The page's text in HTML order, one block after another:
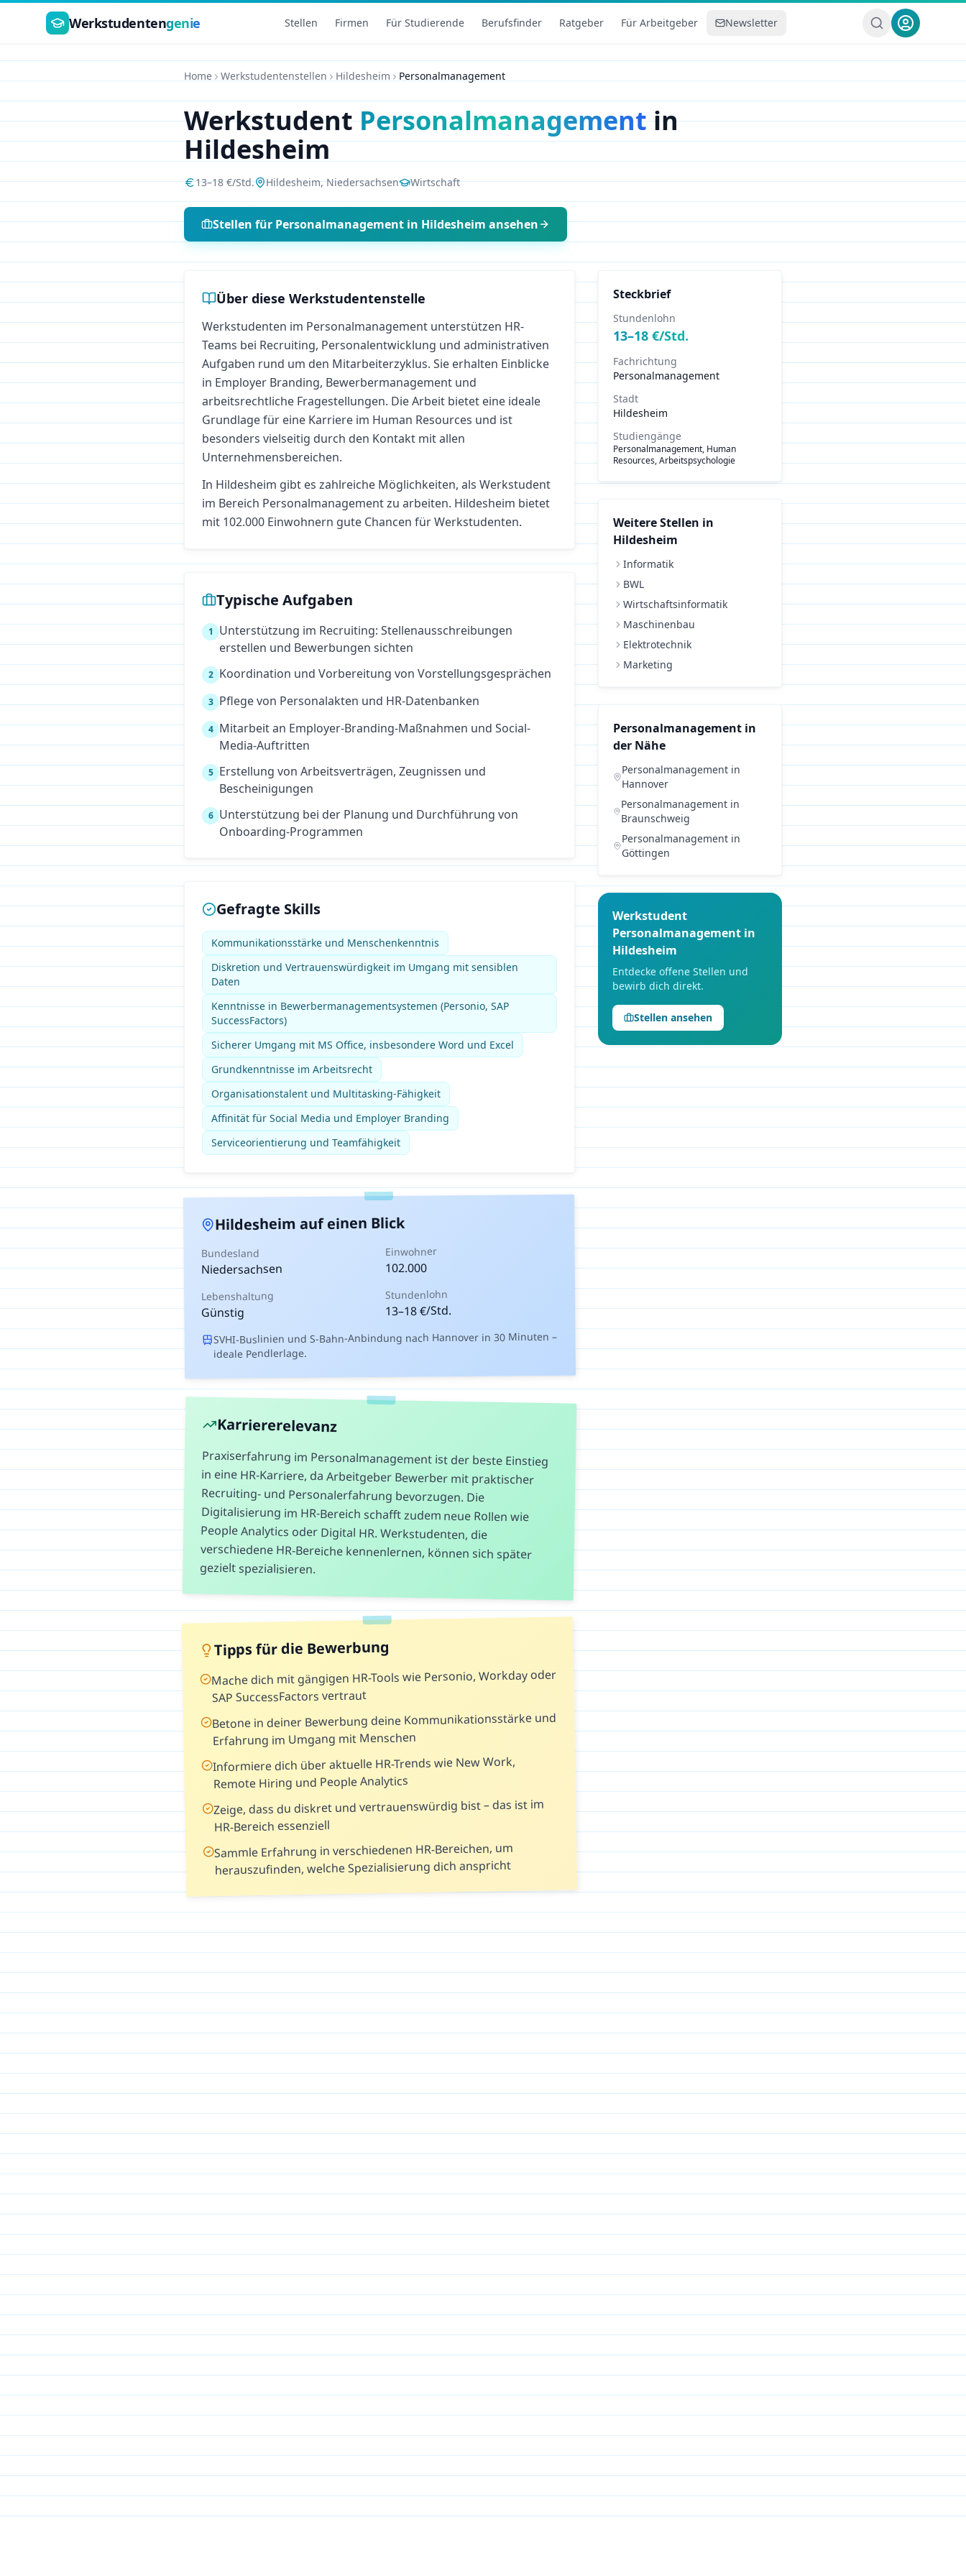
Zum Hauptinhalt springen
Werkstudentengenie Stellen Firmen Für Studierende Berufsfinder Ratgeber Für Arbeitgeber Newsletter
Home Werkstudentenstellen Hildesheim Personalmanagement
WerkstudentPersonalmanagementin
Hildesheim
13–18€/Std. Hildesheim,Niedersachsen Wirtschaft
Stellen für Personalmanagement in Hildesheim ansehen
Über diese Werkstudentenstelle
Werkstudenten im Personalmanagement unterstützen HR-
Teams bei Recruiting, Personalentwicklung und administrativen
Aufgaben rund um den Mitarbeiterzyklus. Sie erhalten Einblicke
in Employer Branding, Bewerbermanagement und
arbeitsrechtliche Fragestellungen. Die Arbeit bietet eine ideale
Grundlage für eine Karriere im Human Resources und ist
besonders vielseitig durch den Kontakt mit allen
Unternehmensbereichen.
In Hildesheim gibt es zahlreiche Möglichkeiten, als Werkstudent
im Bereich Personalmanagementzu arbeiten. Hildesheim bietet
mit 102.000 Einwohnern gute Chancen für Werkstudenten.
Typische Aufgaben
1
Unterstützung im Recruiting: Stellenausschreibungen
erstellen und Bewerbungen sichten
2 Koordination und Vorbereitung von Vorstellungsgesprächen
3 Pflege von Personalakten und HR-Datenbanken
4 Mitarbeit an Employer-Branding-Maßnahmen und Social-
Media-Auftritten
5 Erstellung von Arbeitsverträgen, Zeugnissen und
Bescheinigungen
6 Unterstützung bei der Planung und Durchführung von
Onboarding-Programmen
Gefragte Skills
Kommunikationsstärke und Menschenkenntnis
Diskretion und Vertrauenswürdigkeit im Umgang mit sensiblen
Daten
Kenntnisse in Bewerbermanagementsystemen (Personio, SAP
SuccessFactors)
Sicherer Umgang mit MS Office, insbesondere Word und Excel
Grundkenntnisse im Arbeitsrecht
Organisationstalent und Multitasking-Fähigkeit
Affinität für Social Media und Employer Branding
Serviceorientierung und Teamfähigkeit
Hildesheim auf einen Blick
Bundesland
Niedersachsen
Einwohner
102.000
Lebenshaltung
Günstig
Stundenlohn
13–18€/Std.
SVHI-Buslinien und S-Bahn-Anbindung nach Hannover in 30 Minuten –
ideale Pendlerlage.
Karriererelevanz
Praxiserfahrung im Personalmanagement ist der beste Einstieg
in eine HR-Karriere, da Arbeitgeber Bewerber mit praktischer
Recruiting- und Personalerfahrung bevorzugen. Die
Digitalisierung im HR-Bereich schafft zudem neue Rollen wie
People Analytics oder Digital HR. Werkstudenten, die
verschiedene HR-Bereiche kennenlernen, können sich später
gezielt spezialisieren.
Tipps für die Bewerbung
Mache dich mit gängigen HR-Tools wie Personio, Workday oder
SAP SuccessFactors vertraut
Betone in deiner Bewerbung deine Kommunikationsstärke und
Erfahrung im Umgang mit Menschen
Informiere dich über aktuelle HR-Trends wie New Work,
Remote Hiring und People Analytics
Zeige, dass du diskret und vertrauenswürdig bist – das ist im
HR-Bereich essenziell
Sammle Erfahrung in verschiedenen HR-Bereichen, um
herauszufinden, welche Spezialisierung dich anspricht
Steckbrief
Stundenlohn
13–18 €/Std.
Fachrichtung
Personalmanagement
Stadt
Hildesheim
Studiengänge
Personalmanagement, Human
Resources, Arbeitspsychologie
Weitere Stellen in
Hildesheim
Informatik
BWL
Wirtschaftsinformatik
Maschinenbau
Elektrotechnik
Marketing
Personalmanagement in
der Nähe
Personalmanagement in
Hannover
Personalmanagementin
Braunschweig
Personalmanagementin
Göttingen
Werkstudent
Personalmanagement in
Hildesheim
Entdecke offene Stellen und
bewirb dich direkt.
Stellen ansehen